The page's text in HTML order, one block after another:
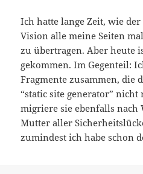
Ich hatte lange Zeit, wie der
Vision alle meine Seiten
zu übertragen. Aber heute
gekommen. Im Gegenteil:
Fragmente zusammen, die
“static site generator”
migriere sie ebenfalls nach
Mutter aller
zumindest ich habe schon